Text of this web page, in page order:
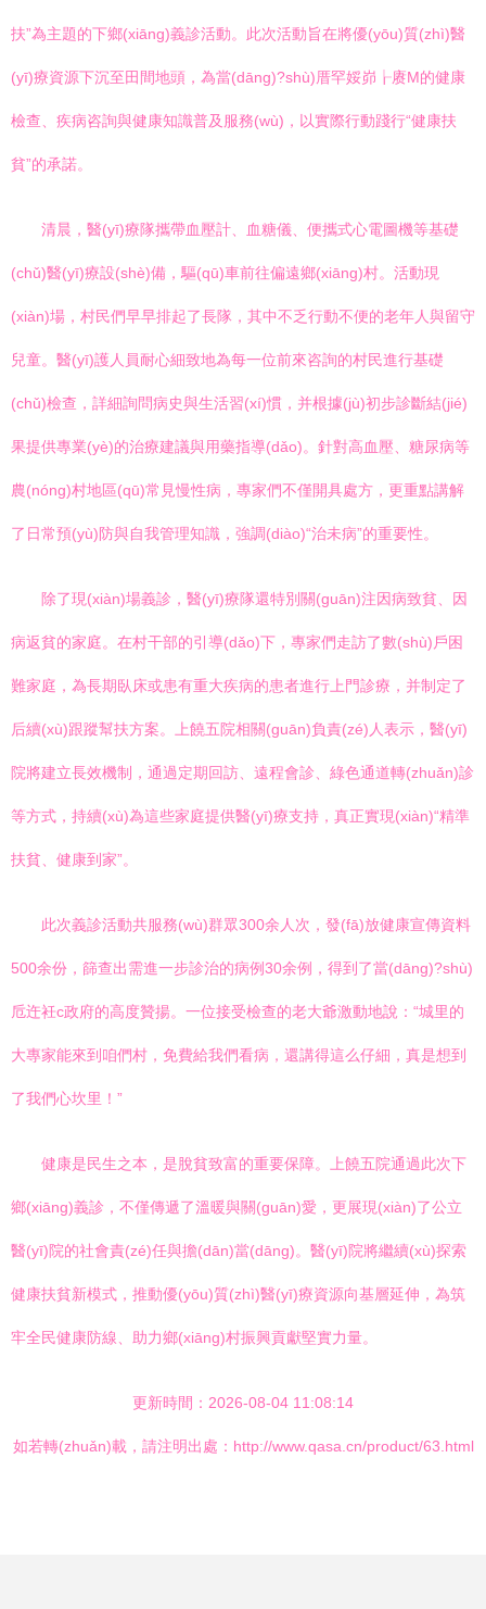
扶”為主題的下鄉(xiāng)義診活動。此次活動旨在將優(yōu)質(zhì)醫
(yī)療資源下沉至田間地頭，為當(dāng)?shù)厝罕娞峁┟赓M的健康
檢查、疾病咨詢與健康知識普及服務(wù)，以實際行動踐行“健康扶
貧”的承諾。
清晨，醫(yī)療隊攜帶血壓計、血糖儀、便攜式心電圖機等基礎
(chǔ)醫(yī)療設(shè)備，驅(qū)車前往偏遠鄉(xiāng)村。活動現
(xiàn)場，村民們早早排起了長隊，其中不乏行動不便的老年人與留守
兒童。醫(yī)護人員耐心細致地為每一位前來咨詢的村民進行基礎
(chǔ)檢查，詳細詢問病史與生活習(xí)慣，并根據(jù)初步診斷結(jié)
果提供專業(yè)的治療建議與用藥指導(dǎo)。針對高血壓、糖尿病等
農(nóng)村地區(qū)常見慢性病，專家們不僅開具處方，更重點講解
了日常預(yù)防與自我管理知識，強調(diào)“治未病”的重要性。
除了現(xiàn)場義診，醫(yī)療隊還特別關(guān)注因病致貧、因
病返貧的家庭。在村干部的引導(dǎo)下，專家們走訪了數(shù)戶困
難家庭，為長期臥床或患有重大疾病的患者進行上門診療，并制定了
后續(xù)跟蹤幫扶方案。上饒五院相關(guān)負責(zé)人表示，醫(yī)
院將建立長效機制，通過定期回訪、遠程會診、綠色通道轉(zhuǎn)診
等方式，持續(xù)為這些家庭提供醫(yī)療支持，真正實現(xiàn)“精準
扶貧、健康到家”。
此次義診活動共服務(wù)群眾300余人次，發(fā)放健康宣傳資料
500余份，篩查出需進一步診治的病例30余例，得到了當(dāng)?shù)
卮迕衽c政府的高度贊揚。一位接受檢查的老大爺激動地說：“城里的
大專家能來到咱們村，免費給我們看病，還講得這么仔細，真是想到
了我們心坎里！”
健康是民生之本，是脫貧致富的重要保障。上饒五院通過此次下
鄉(xiāng)義診，不僅傳遞了溫暖與關(guān)愛，更展現(xiàn)了公立
醫(yī)院的社會責(zé)任與擔(dān)當(dāng)。醫(yī)院將繼續(xù)探索
健康扶貧新模式，推動優(yōu)質(zhì)醫(yī)療資源向基層延伸，為筑
牢全民健康防線、助力鄉(xiāng)村振興貢獻堅實力量。
更新時間：2026-08-04 11:08:14
如若轉(zhuǎn)載，請注明出處：http://www.qasa.cn/product/63.html